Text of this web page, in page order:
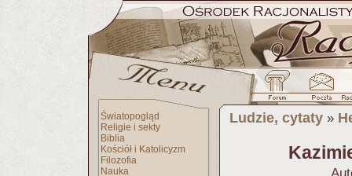
Światopogląd
Religie i sekty
Biblia
Kościół i Katolicyzm
Filozofia
Nauka
Ludzie, cytaty »